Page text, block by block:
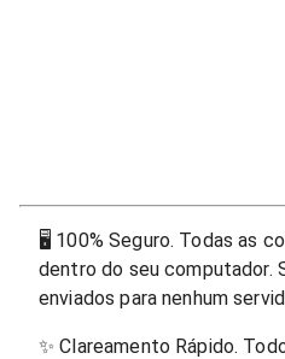
🖥 100% Seguro. Todas as
dentro do seu computador.
enviados para nenhum
✨Clareamento Rápido.